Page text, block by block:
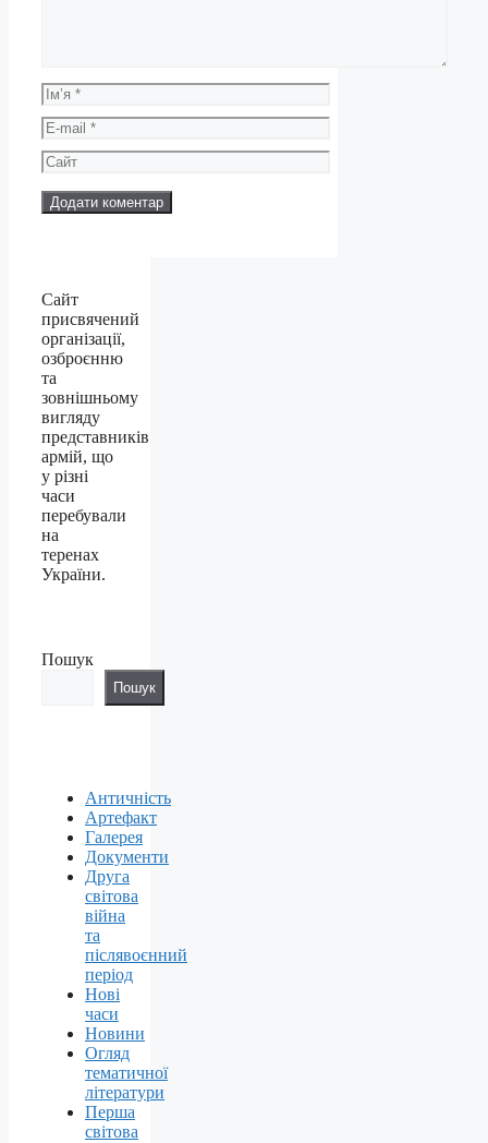
Ім’я
E-
mail
Сайт
Сайт
присвячений
організації,
озброєнню
та
зовнішньому
вигляду
представників
армій, що
у різні
часи
перебували
на
теренах
України.
Пошук
Пошук
Античність
Артефакт
Галерея
Документи
Друга
світова
війна
та
післявоєнний
період
Нові
часи
Новини
Огляд
тематичної
літератури
Перша
світова